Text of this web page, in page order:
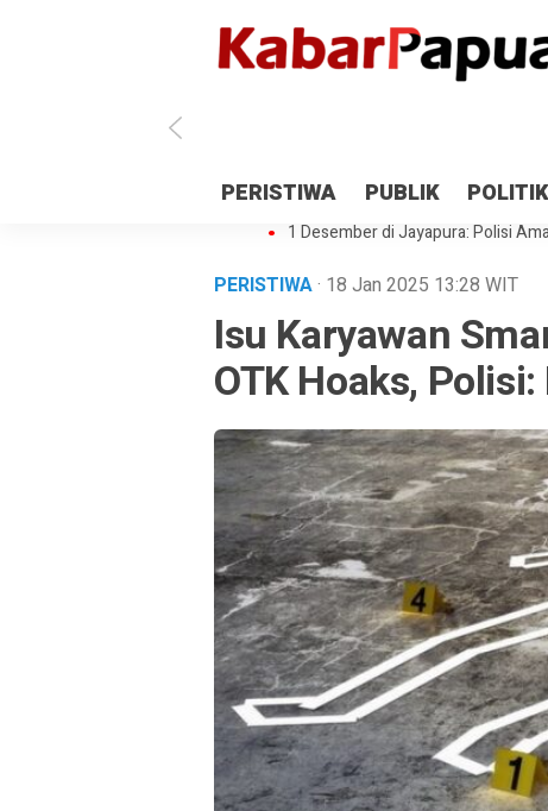
PERISTIWA PUBLIK POLITIK
Antisipasi 1 Desember, TNI Polri
Gedung Perpustakaan SMPN 5
1 Desember di Jayapura: Polisi
PERISTIWA· 18 Jan 2025 13:28 WIT
Isu Karyawan
OTK Hoaks,